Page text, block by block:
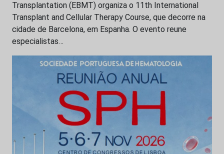
Transplantation (EBMT) organiza o 11th International
Transplant and Cellular Therapy Course, que decorre na
cidade de Barcelona, em Espanha. O evento reune
especialistas…